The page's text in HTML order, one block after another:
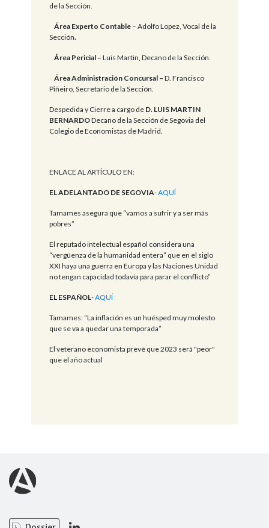
de la Sección.
Área Experto Contable – Adolfo Lopez, Vocal de la
Sección.
Área Pericial – Luis Martin, Decano de la Sección.
Área Administración Concursal – D. Francisco
Piñeiro, Secretario de la Sección.
Despedida y Cierre a cargo de D. LUIS MARTIN
BERNARDODecano de la Sección de Segovia del
Colegio de Economistas de Madrid.
ENLACE AL ARTÍCULO EN:
EL ADELANTADO DE SEGOVIA-AQUÍ
Tamames asegura que “vamos a sufrir y a ser más
pobres”
El reputado intelectual español considera una
“vergüenza de la humanidad entera” que en el siglo
XXI haya una guerra en Europa y las Naciones Unidad
no tengan capacidad todavía para parar el conflicto”
EL ESPAÑOL-AQUÍ
Tamames: “La inflación es un huésped muy molesto
que se va a quedar una temporada”
El veterano economista prevé que 2023 será "peor"
que el año actual